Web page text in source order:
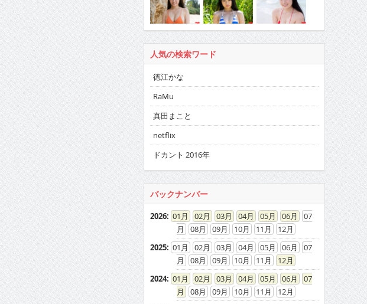
人気の検索ワード
徳江かな
RaMu
真田まこと
netflix
ドカント 2016年
バックナンバー
2026: 01 02 03 04 05 06
07
08
09 10 11
12
2025: 01 02 03 04 05 06
07
08
09 10 11
12
2024: 01 02 03 04 05 06
07
08
09 10 11
12